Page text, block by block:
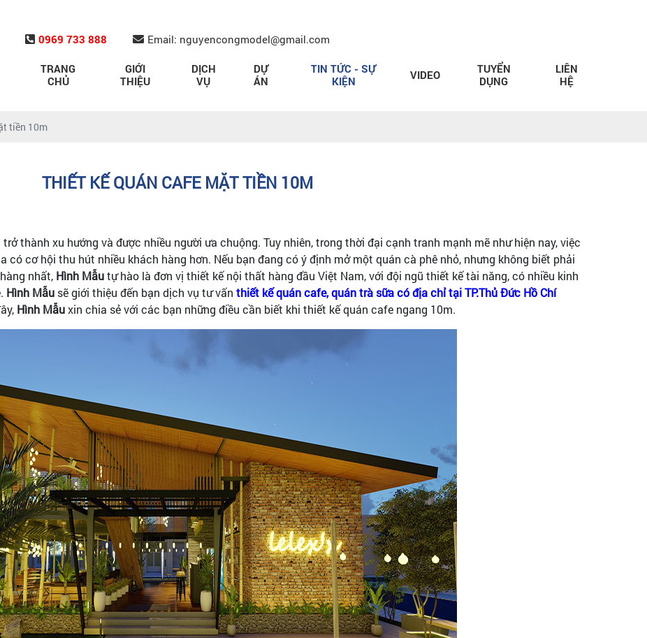
0969 733 888 Email: nguyencongmodel@gmail.com
TRANG
CHỦ
GIỚI
THIỆU
DỊCH
VỤ
DỰ
ÁN
TIN TỨC - SỰ
KIỆN
VIDEO
TUYỂN
DỤNG
LIÊN
HỆ
tiền 10m
THIẾT KẾ QUÁN CAFE MẶT TIỀN 10M
trở thành xu hướng và được nhiều người ưa chuộng. Tuy nhiên, trong thời đại cạnh tranh mạnh mẽ như hiện nay, việc
cơ hội thu hút nhiều khách hàng hơn. Nếu bạn đang có ý định mở một quán cà phê nhỏ, nhưng không biết phải
nhất, Hình Mẫutự hào là đơn vị thiết kế nội thất hàng đầu Việt Nam, với đội ngũ thiết kế tài năng, có nhiều kinh
Hình Mẫu sẽ giới thiệu đến bạn dịch vụ tư vấn thiết kế quán cafe, quán trà sữa có địa chỉ tại TP.Thủ Đức Hồ Chí
Hình Mẫuxin chia sẻ với các bạn những điều cần biết khi thiết kế quán cafe ngang 10m.